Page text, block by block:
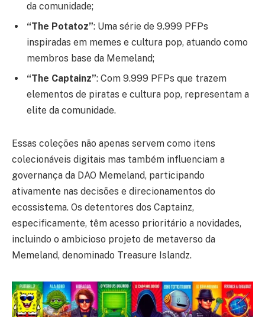
da comunidade;
“The Potatoz”: Uma série de 9.999 PFPs
inspiradas em memes e cultura pop, atuando como
membros base da Memeland;
“The Captainz”: Com 9.999 PFPs que trazem
elementos de piratas e cultura pop, representam a
elite da comunidade.
Essas coleções não apenas servem como itens
colecionáveis digitais mas também influenciam a
governança da DAO Memeland, participando
ativamente nas decisões e direcionamentos do
ecossistema. Os detentores dos Captainz,
especificamente, têm acesso prioritário a novidades,
incluindo o ambicioso projeto de metaverso da
Memeland, denominado Treasure Islandz.